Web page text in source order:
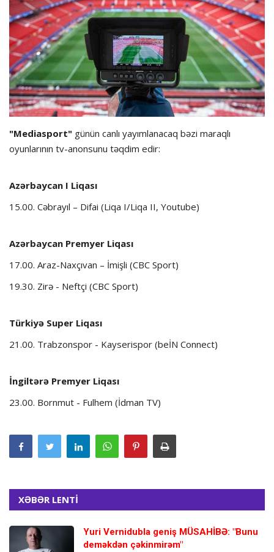
Hadisə
Olimpiada
Layihə
Formula 1
İdman növləri
"Mediasport" günün canlı yayımlanacaq bəzi maraqlı
oyunlarının tv-anonsunu təqdim edir:
Azərbaycan I Liqası
15.00. Cəbrayıl – Difai (Liqa I/Liqa II, Youtube)
Azərbaycan Premyer Liqası
17.00. Araz-Naxçıvan – İmişli (CBC Sport)
19.30. Zirə - Neftçi (CBC Sport)
Türkiyə Super Liqası
21.00. Trabzonspor - Kayserispor (beİN Connect)
İngiltərə Premyer Liqası
23.00. Bornmut - Fulhem (İdman TV)
XƏBƏR LENTİ
Yuri Vernidubla geniş MÜSAHİBƏ: "Bunu
deməkdən çəkinmirəm"